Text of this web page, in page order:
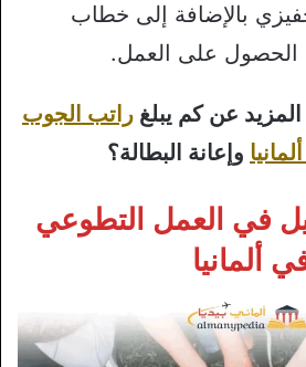
بالإضافة إلى خطاب
على العمل.
عن كم يبلغ راتب الجوب
وإعانة البطالة؟
في العمل التطوعي
ألمانيا